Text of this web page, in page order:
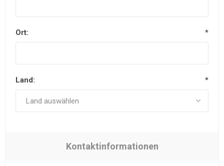
Ort: *
Land: *
Kontaktinformationen